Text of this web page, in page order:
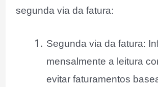
segunda via da fatura:
Segunda via da fatura:
mensalmente a leitura
evitar faturamentos